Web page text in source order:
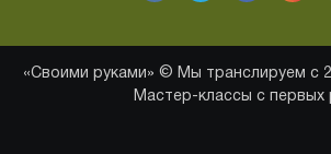
«Своими руками» © Мы транслируем с
Мастер-классы с первых